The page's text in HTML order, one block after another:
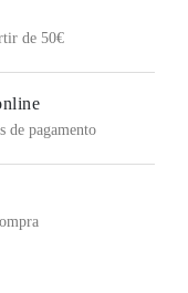
de 50€
de pagamento